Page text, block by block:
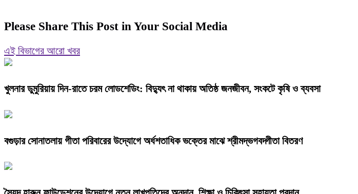
Please Share This Post in Your Social Media
এই বিভাগের আরো খবর
খুলনার ডুমুরিয়ায় দিন-রাতে চরম লোডশেডিং: বিদ্যুৎ না থাকায় অতিষ্ঠ জনজীবন, সংকটে কৃষি ও ব্যবসা
বগুড়ার সোনাতলায় গীতা পরিবারের উদ্যোগে অর্ধশতাধিক ভক্তের মাঝে শ্রীমদ্ভগবদ্গীতা বিতরণ